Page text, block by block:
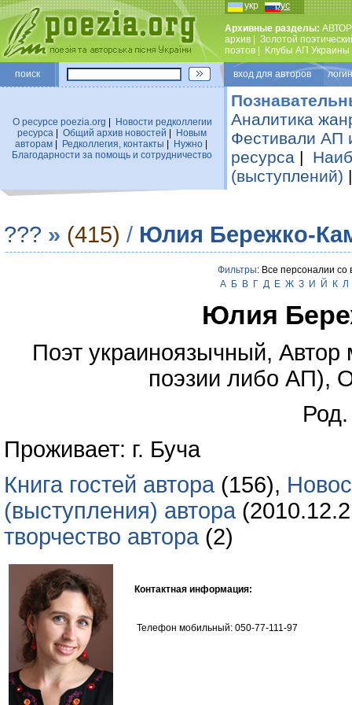
укр рус
Архивные разделы:
архив
Золотой
поэтов
Клубы АП Украины
поиск вход для авторов
О ресурсе poezia.org
Новости редколлегии
ресурса
Общий архив новостей
Новым
авторам| Редколлегия, контакты Нужно|
Благодарности за помощь и сотрудничество
Аналитика
Фестивали АП
ресурса |
(выступлений)
??? » (415) / Юлия Бережко-
Фильтры: Все персоналии со
А
Б В Г Д Е Ж З И Й К Л
Юлия
Поэт украиноязычный,
поэзии либо АП),
Проживает: г. Буча
Книга гостей автора (156),
(выступления) автора
творчество автора (2)
Контактная информация:
Телефон мобильный: 050-77-111-97